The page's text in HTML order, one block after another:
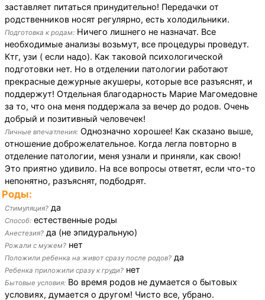
заставляет питаться принудительно! Передачки от
родственников носят регулярно, есть холодильники.
Подготовка к родам: Ничего лишнего не назначат. Все
необходимые анализы возьмут, все процедуры проведут.
Ктг, узи ( если надо). Как таковой психологической
подготовки нет. Но в отделении патологии работают
прекрасные дежурные акушеры, которые все разъяснят, и
поддержут! Отдельная благодарность Марие Магомедовне
за то, что она меня поддержала за вечер до родов. Очень
добрый и позитивный человечек!
Личные впечатления: Однозначно хорошее! Как сказано выше,
отношение доброжелательное. Когда легла повторно в
отделение патологии, меня узнали и приняли, как свою!
Это приятно удивило. На все вопросы ответят, если что-то
непонятно, разъяснят, подбодрят.
Роды:
Стимуляция? да
Способ: естественные роды
Анестезия? да (не эпидуральную)
Рожали с мужем? нет
Положили ребенка на живот сразу после родов? да
Ребенка приложили сразу к груди? нет
Бытовые условия: Во время родов не думается о бытовых
условиях, думается о другом! Чисто все, убрано.